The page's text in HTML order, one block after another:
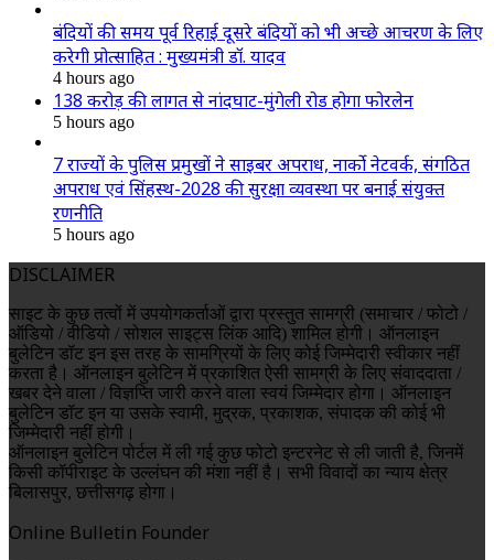
बंदियों की समय पूर्व रिहाई दूसरे बंदियों को भी अच्छे आचरण के लिए
करेगी प्रोत्साहित : मुख्यमंत्री डॉ. यादव
4 hours ago
138 करोड़ की लागत से नांदघाट-मुंगेली रोड होगा फोरलेन
5 hours ago
7 राज्यों के पुलिस प्रमुखों ने साइबर अपराध, नार्को नेटवर्क, संगठित
अपराध एवं सिंहस्थ-2028 की सुरक्षा व्यवस्था पर बनाई संयुक्त
रणनीति
5 hours ago
DISCLAIMER
साइट के कुछ तत्वों में उपयोगकर्ताओं द्वारा प्रस्तुत सामग्री (समाचार / फोटो /
ऑडियो / वीडियो / सोशल साइट्स लिंक आदि) शामिल होगी। ऑनलाइन
बुलेटिन डॉट इन इस तरह के सामग्रियों के लिए कोई जिम्मेदारी स्वीकार नहीं
करता है। ऑनलाइन बुलेटिन में प्रकाशित ऐसी सामग्री के लिए संवाददाता /
खबर देने वाला / विज्ञप्ति जारी करने वाला स्वयं जिम्मेदार होगा। ऑनलाइन
बुलेटिन डॉट इन या उसके स्वामी, मुद्रक, प्रकाशक, संपादक की कोई भी
जिम्मेदारी नहीं होगी।
ऑनलाइन बुलेटिन पोर्टल में ली गई कुछ फोटो इन्टरनेट से ली जाती है, जिनमें
किसी कॉपीराइट के उल्लंघन की मंशा नहीं है। सभी विवादों का न्याय क्षेत्र
बिलासपुर, छत्तीसगढ़ होगा।
Online Bulletin Founder